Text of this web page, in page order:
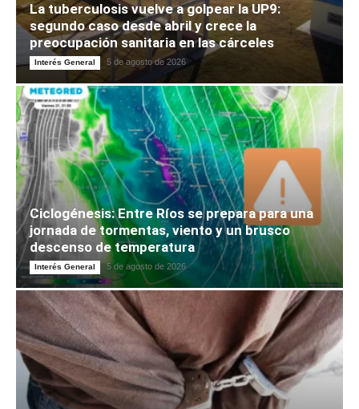
La tuberculosis vuelve a golpear la UP9:
segundo caso desde abril y crece la
preocupación sanitaria en las cárceles
Interés General 5 de agosto de 2026
Ciclogénesis: Entre Ríos se prepara para una
jornada de tormentas, viento y un brusco
descenso de temperatura
Interés General 5 de agosto de 2026